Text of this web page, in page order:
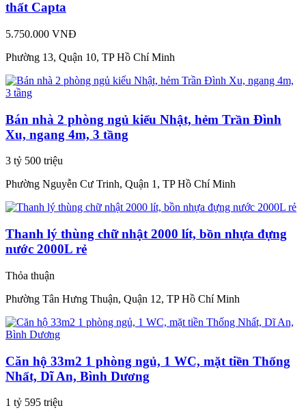
thất Capta
5.750.000 VNĐ
Phường 13, Quận 10, TP Hồ Chí Minh
Bán nhà 2 phòng ngủ kiểu Nhật, hẻm Trần Đình
Xu, ngang 4m, 3 tầng
3 tỷ 500 triệu
Phường Nguyễn Cư Trinh, Quận 1, TP Hồ Chí Minh
Thanh lý thùng chữ nhật 2000 lít, bồn nhựa đựng
nước 2000L rẻ
Thỏa thuận
Phường Tân Hưng Thuận, Quận 12, TP Hồ Chí Minh
Căn hộ 33m2 1 phòng ngủ, 1 WC, mặt tiền Thống
Nhất, Dĩ An, Bình Dương
1 tỷ 595 triệu